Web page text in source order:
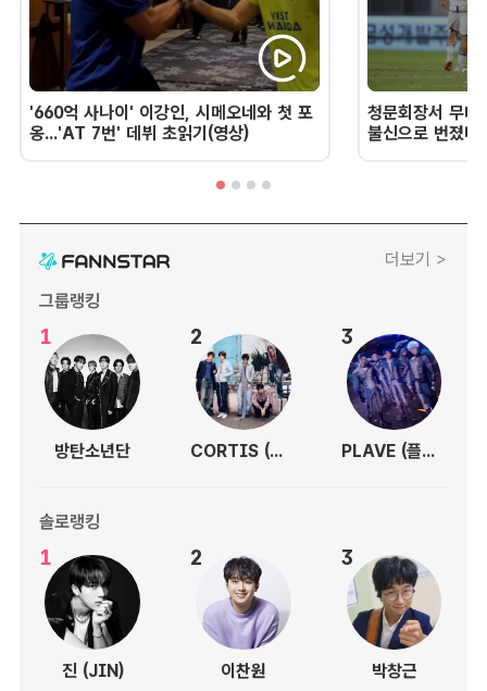
'660억 사나이' 이강인, 시메오네와 첫 포
옹...'AT 7번' 데뷔 초읽기(영상)
청문회장서 무너
불신으로 번졌
더보기 >
그룹랭킹
1
방탄소년단
2
CORTIS (코르티스)
3
PLAVE (플레이브)
솔로랭킹
1
진 (JIN)
2
이찬원
3
박창근